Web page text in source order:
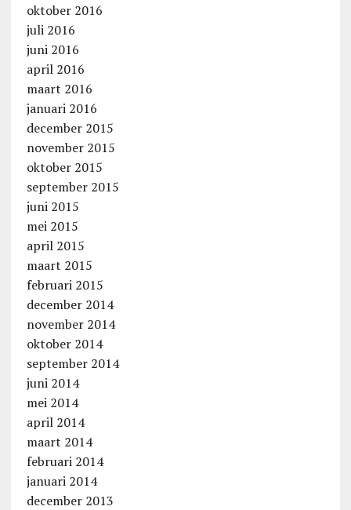
oktober 2016
juli 2016
juni 2016
april 2016
maart 2016
januari 2016
december 2015
november 2015
oktober 2015
september 2015
juni 2015
mei 2015
april 2015
maart 2015
februari 2015
december 2014
november 2014
oktober 2014
september 2014
juni 2014
mei 2014
april 2014
maart 2014
februari 2014
januari 2014
december 2013